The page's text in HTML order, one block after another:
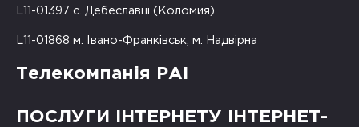
L11-01397 с. Дебеславці (Коломия)
L11-01868 м. Івано-Франківськ, м. Надвірна
Телекомпанія РАІ
ПОСЛУГИ ІНТЕРНЕТУ ІНТЕРНЕТ-